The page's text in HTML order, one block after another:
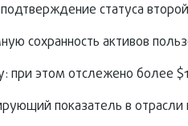
статуса
сохранность активов
при этом отслежено более
показатель в отрасли